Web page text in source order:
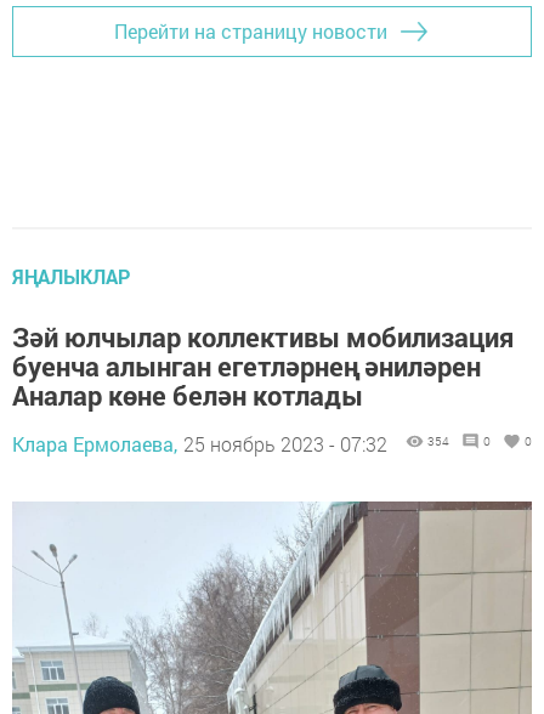
Перейти на страницу новости
ЯҢАЛЫКЛАР
Зәй юлчылар коллективы мобилизация
буенча алынган егетләрнең әниләрен
Аналар көне белән котлады
Клара Ермолаева, 25 ноябрь 2023 - 07:32 354 0 0